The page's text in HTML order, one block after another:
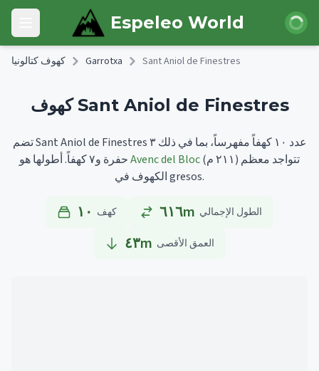
Skip to main content
Open main menu Espeleo World الدخول
كهوف كتالونيا Garrotxa Sant Aniol de Finestres
كهوف Sant Aniol de Finestres
تضم Sant Aniol de Finestres عدد ١٠ كهفاً مفهرساً، بما في ذلك ٣
حفرة و٧ كهفاً.Avenc del Bloc (٢١١ م) تتواجد معظم
الكهوف في gresos.
١٠ كهف ٦١٦m الطول الإجمالي
٤٣m العمق الأقصى